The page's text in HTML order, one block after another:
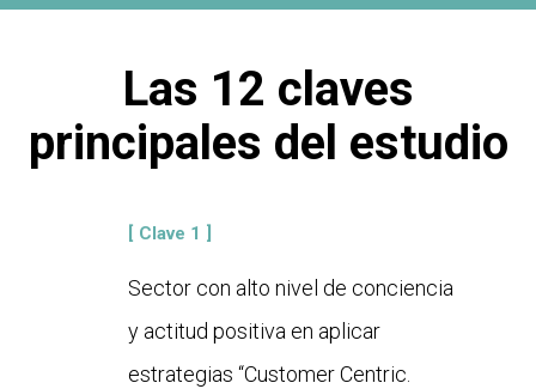
Las 12 claves
principales del estudio
[ Clave 1 ]
Sector con alto nivel de conciencia
y actitud positiva en aplicar
estrategias “Customer Centric.